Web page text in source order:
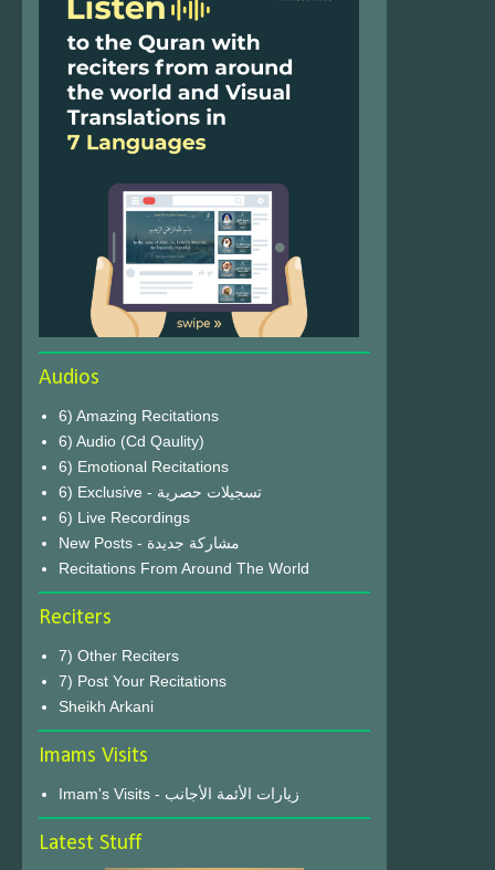
Audios
6) Amazing Recitations
6) Audio (Cd Qaulity)
6) Emotional Recitations
6) Exclusive - تسجيلات حصرية
6) Live Recordings
New Posts - مشاركة جديدة
Recitations From Around The World
Reciters
7) Other Reciters
7) Post Your Recitations
Sheikh Arkani
Imams Visits
Imam's Visits - زيارات الأئمة الأجانب
Latest Stuff